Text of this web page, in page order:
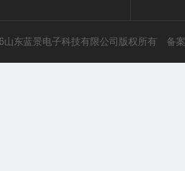
山东蓝景电子科技有限公司版权所有 备